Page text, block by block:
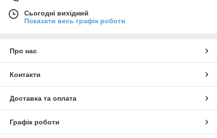
Сьогодні вихідний
Показати весь графік роботи
Про нас
Контакти
Доставка та оплата
Графік роботи